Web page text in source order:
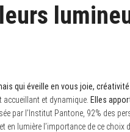
qui éveille en vous joie,
et dynamique. Elles
par l’Institut Pantone, 92% des
en lumière l’importance de ce choix